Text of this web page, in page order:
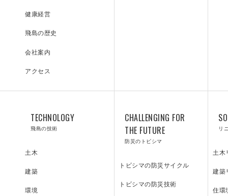
リニューアル／ソリューション
健康経営
飛島の歴史
会社案内
アクセス
TECHNOLOGY
飛島の技術
土木
建築
環境
CHALLENGING FOR
THE FUTURE
防災のトビシマ
トビシマの防災サイクル
トビシマの防災技術
リ
土木
建築
住環